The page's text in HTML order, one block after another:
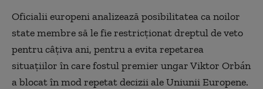
Oficialii europeni analizează posibilitatea ca noilor
state membre să le fie restricționat dreptul de veto
pentru câțiva ani, pentru a evita repetarea
situațiilor în care fostul premier ungar Viktor Orbán
a blocat în mod repetat decizii ale Uniunii Europene.